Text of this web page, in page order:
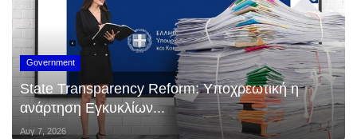
Government
State Transparency Reform: Υποχρεωτική η
ανάρτηση Εγκυκλίων...
Αυγ 7, 2026